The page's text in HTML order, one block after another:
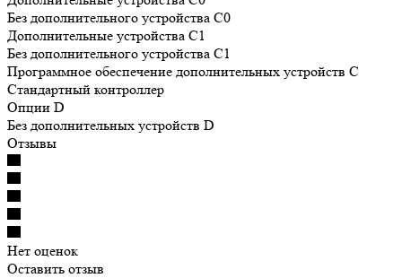
Без дополнительного устройства C0
Дополнительные устройства C1
Без дополнительного устройства C1
Программное обеспечение дополнительных устройств С
Cтандартный контроллер
Опции D
Без дополнительных устройств D
Отзывы
Нет оценок
Оставить отзыв